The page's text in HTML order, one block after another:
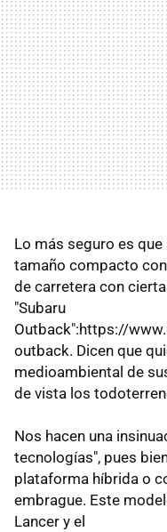
Lo más seguro es
tamaño compacto
de carretera con
"Subaru
Outback":https://
outback. Dicen que
medioambiental de
de vista los
Nos hacen una
tecnologías", pues
plataforma híbrida o
embrague. Este
Lancer y el